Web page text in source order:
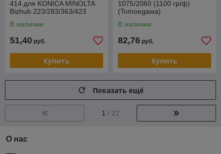
414 для KONICA MINOLTA
Bizhub 223/283/363/423
CET6997U
В наличии
51,40 руб.
Купить
1075/2060 (1100 гр/ф)
(Tomoegawa)
В наличии
82,76 руб.
Купить
Показать ещё
1 / 22
О нас